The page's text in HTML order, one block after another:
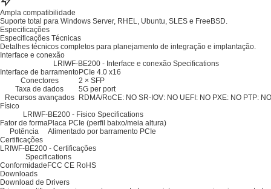
Ampla compatibilidade
Suporte total para Windows Server, RHEL, Ubuntu, SLES e FreeBSD.
Especificações
Especificações Técnicas
Detalhes técnicos completos para planejamento de integração e implantação.
Interface e conexão
LRIWF-BE200 - Interface e conexão Specifications
Interface de barramentoPCIe 4.0 x16
Conectores
2 × SFP
Taxa de dados
5G per port
Recursos avançados
RDMA/RoCE: NO SR-IOV: NO UEFI: NO PXE: NO PTP: NO
Físico
LRIWF-BE200 - Físico Specifications
Fator de formaPlaca PCIe (perfil baixo/meia altura)
Potência
Alimentado por barramento PCIe
Certificações
LRIWF-BE200 - Certificações
Specifications
Conformidade FCC CE RoHS
Downloads
Download de Drivers